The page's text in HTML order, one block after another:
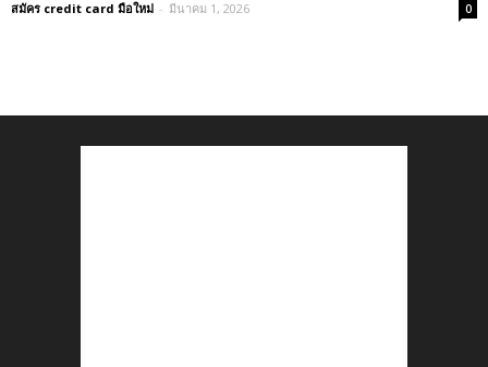
สมัคร credit card มือใหม่ - มีนาคม 1, 2026 0